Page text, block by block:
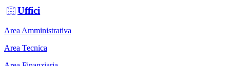
Uffici
Area Amministrativa
Area Tecnica